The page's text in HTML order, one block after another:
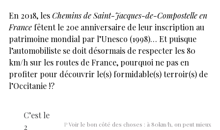
En 2018, lesChemins de Saint-Jacques-de-Compostelle en
France fêtent le 20e anniversaire de leur inscription au
patrimoine mondial par l’Unesco (1998)… Et puisque
l’automobiliste se doit désormais de respecter les 80
km/h sur les routes de France, pourquoi ne pas en
profiter pour découvrir le(s) formidable(s) terroir(s) de
l’Occitanie !?
P Voir le bon côté des choses : à 80km/h, on peut mieux
C’est le
2